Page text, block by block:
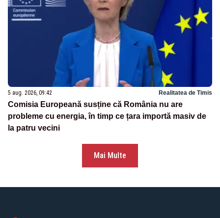
5 aug. 2026, 09:42 Realitatea de Timis
Comisia Europeană susține că România nu are
probleme cu energia, în timp ce țara importă masiv de
la patru vecini
Mai Multe